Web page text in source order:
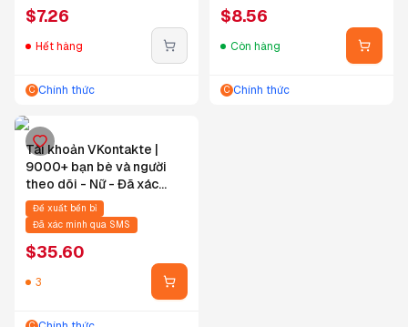
$7.26
Hết hàng
C Chính thức
$8.56
Còn hàng
C Chính thức
Tài khoản VKontakte |
9000+ bạn bè và người
theo dõi - Nữ - Đã xác
minh SMS - Hồ sơ đầy đủ -
Gợi ý mua
Đề xuất bền bỉ
Đã xác minh qua SMS
$35.60
3